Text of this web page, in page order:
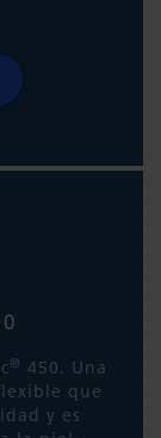
® 450. Una
que
y es